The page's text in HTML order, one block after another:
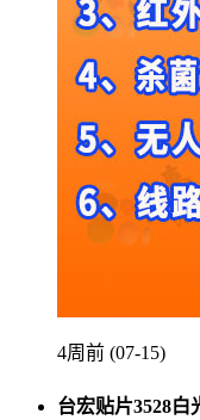
4周前 (07-15)
台宏贴片3528